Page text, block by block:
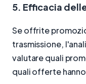
5. Efficacia
Se offrite
trasmissione,
valutare quali
quali offerte